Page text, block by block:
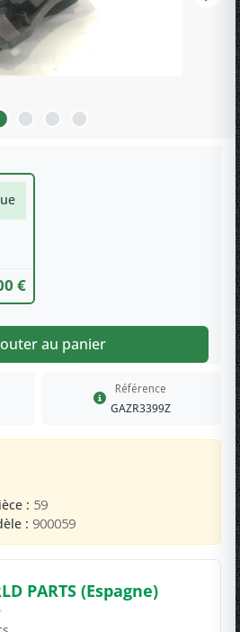
€
au panier
Référence
GAZR3399Z
: 59
: 900059
PARTS (Espagne)